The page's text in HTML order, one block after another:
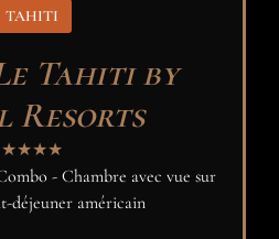
TAHITI
Tahiti by
Resorts
★★★★
- Chambre avec vue sur
déjeuner américain